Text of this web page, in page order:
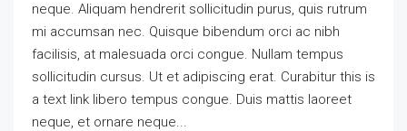
neque. Aliquam hendrerit sollicitudin purus, quis rutrum
mi accumsan nec. Quisque bibendum orci ac nibh
facilisis, at malesuada orci congue. Nullam tempus
sollicitudin cursus. Ut et adipiscing erat. Curabitur this is
a text link libero tempus congue. Duis mattis laoreet
neque, et ornare neque...